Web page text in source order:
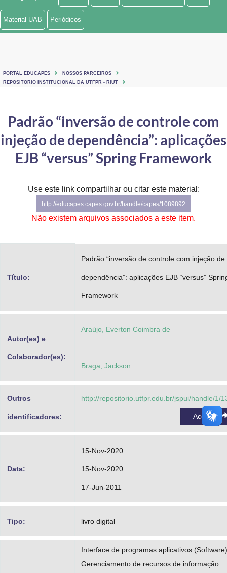
Ministério de Minas e Energia
Ministério do Turismo
Controladoria-Geral da União
Ministério da Mulher, da Família e dos Direitos Humanos
Secretaria de Governo
Gabinete de Segurança Institucional
Planalto
Material UAB Periódicos
PORTAL EDUCAPES
NOSSOS PARCEIROS
REPOSITORIO INSTITUCIONAL DA UTFPR - RIUT
Padrão “inversão de controle com
injeção de dependência”: aplicações
EJB “versus” Spring Framework
Use este link compartilhar ou citar este material:
http://educapes.capes.gov.br/handle/capes/1089892
Não existem arquivos associados a este item.
Título:
Padrão “inversão de controle com injeção de
dependência”: aplicações EJB “versus”
Framework
Autor(es) e
Colaborador(es):
Araújo, Everton Coimbra de
Braga, Jackson
Outros
identificadores:
http://repositorio.utfpr.edu.br/jspui/handle/1/
Acessar
Data:
15-Nov-2020
15-Nov-2020
17-Jun-2011
Tipo: livro digital
Interface de programas aplicativos (Software)
Gerenciamento de recursos de informação